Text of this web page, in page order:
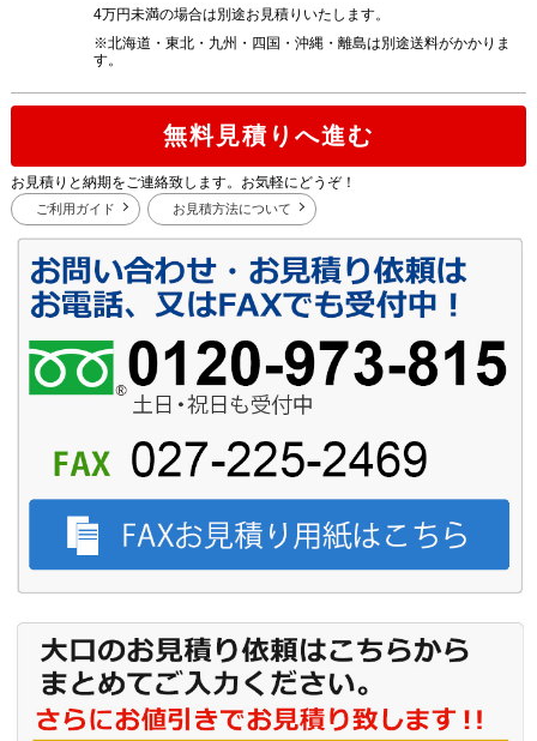
4万円未満の場合は別途お見積りいたします。
※北海道・東北・九州・四国・沖縄・離島は別途送料がかかりま
す。
無料見積りへ進む
お見積りと納期をご連絡致します。お気軽にどうぞ！
ご利用ガイド お見積方法について